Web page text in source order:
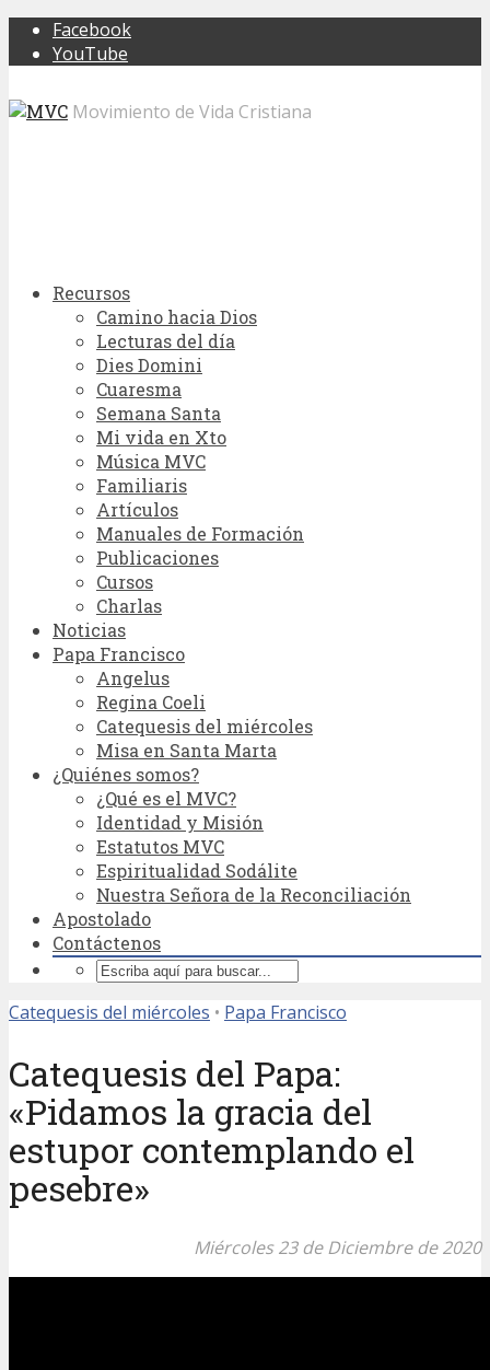
Facebook
YouTube
Movimiento de Vida Cristiana
Recursos
Camino hacia Dios
Lecturas del día
Dies Domini
Cuaresma
Semana Santa
Mi vida en Xto
Música MVC
Familiaris
Artículos
Manuales de Formación
Publicaciones
Cursos
Charlas
Noticias
Papa Francisco
Angelus
Regina Coeli
Catequesis del miércoles
Misa en Santa Marta
¿Quiénes somos?
¿Qué es el MVC?
Identidad y Misión
Estatutos MVC
Espiritualidad Sodálite
Nuestra Señora de la Reconciliación
Apostolado
Contáctenos
Catequesis del miércoles • Papa Francisco
Catequesis del Papa:
«Pidamos la gracia del
estupor contemplando el
pesebre»
Miércoles 23 de Diciembre de 2020